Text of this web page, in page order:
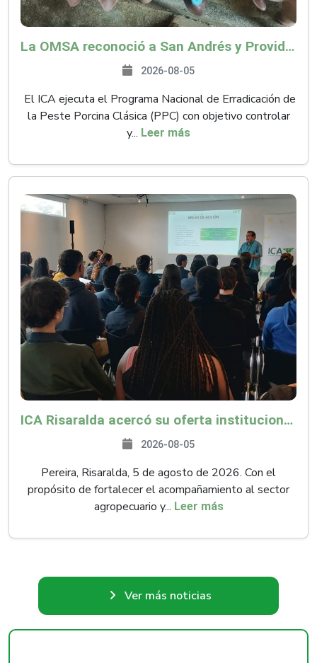
La OMSA reconoció a San Andrés y Providencia como zona libre de Peste Porcina Clásica (PPC)
2026-08-05
El ICA ejecuta el Programa Nacional de Erradicación de
la Peste Porcina Clásica (PPC) con objetivo controlar
y... Leer más
ICA Risaralda acercó su oferta institucional a productores y emprendedores en Expocamello
2026-08-05
Pereira, Risaralda, 5 de agosto de 2026. Con el
propósito de fortalecer el acompañamiento al sector
agropecuario y... Leer más
Ver más noticias